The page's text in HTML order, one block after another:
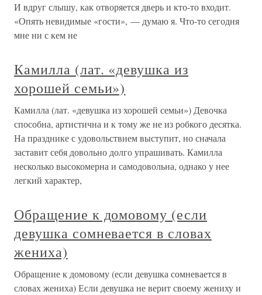
И вдруг слышу, как отворяется дверь и кто-то входит.
«Опять невидимые «гости», — думаю я. Что-то сегодня
мне ни с кем не
Камилла (лат. «девушка из
хорошей семьи»)
Камилла (лат. «девушка из хорошей семьи») Девочка
способна, артистична и к тому же не из робкого десятка.
На празднике с удовольствием выступит, но сначала
заставит себя довольно долго упрашивать. Камилла
несколько высокомерна и самодовольна, однако у нее
легкий характер,
Обращение к домовому (если
девушка сомневается в словах
жениха)
Обращение к домовому (если девушка сомневается в
словах жениха) Если девушка не верит своему жениху и